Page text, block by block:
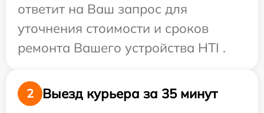
ответит на Ваш запрос для
уточнения стоимости и сроков
ремонта Вашего устройства HTI .
2 Выезд курьера за 35 минут